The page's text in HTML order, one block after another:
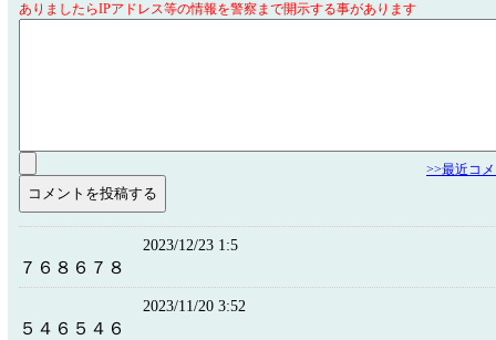
ありましたらIPアドレス等の情報を警察まで開示する事があります
>>最近コ
2023/12/23 1:5
７６８６７８
2023/11/20 3:52
５４６５４６